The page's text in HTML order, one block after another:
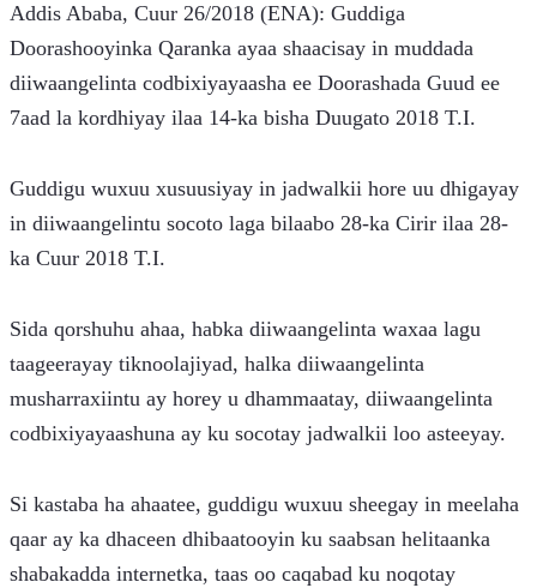
Addis Ababa, Cuur 26/2018 (ENA): Guddiga
Doorashooyinka Qaranka ayaa shaacisay in muddada
diiwaangelinta codbixiyayaasha ee Doorashada Guud ee
7aad la kordhiyay ilaa 14-ka bisha Duugato 2018 T.I.
Guddigu wuxuu xusuusiyay in jadwalkii hore uu dhigayay
in diiwaangelintu socoto laga bilaabo 28-ka Cirir ilaa 28-
ka Cuur 2018 T.I.
Sida qorshuhu ahaa, habka diiwaangelinta waxaa lagu
taageerayay tiknoolajiyad, halka diiwaangelinta
musharraxiintu ay horey u dhammaatay, diiwaangelinta
codbixiyayaashuna ay ku socotay jadwalkii loo asteeyay.
Si kastaba ha ahaatee, guddigu wuxuu sheegay in meelaha
qaar ay ka dhaceen dhibaatooyin ku saabsan helitaanka
shabakadda internetka, taas oo caqabad ku noqotay